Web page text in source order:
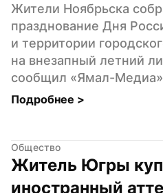
Жители Ноябрьска
празднование Дня
и территории
на внезапный летний
сообщил «Ямал-
Подробнее >
Общество
Житель Югры
иностранный